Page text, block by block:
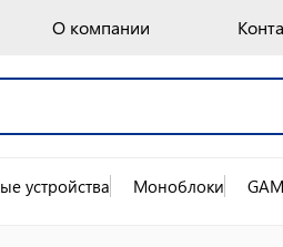
О компании
устройства Моноблоки